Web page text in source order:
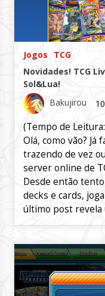
Jogos
TCG
Novidades! TCG
Sol&Lua!
Bakujirou
(Tempo de Leitura:
Olá, como vão?
trazendo de vez
server online de
Desde então
decks e cards,
último post revela